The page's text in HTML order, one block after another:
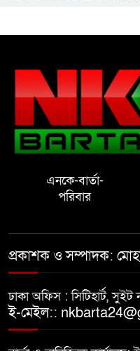
এনকে-বার্তা-
পরিবার
প্রকাশক ও সম্পাদক:
ঢাকা অফিস : সিটিহার্ট,
ই-মেইল::